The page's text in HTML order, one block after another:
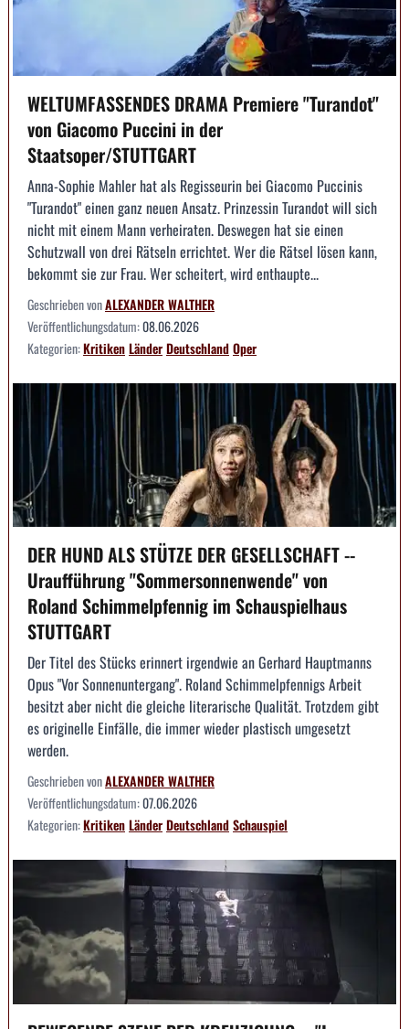
WELTUMFASSENDES DRAMA Premiere "Turandot"
von Giacomo Puccini in der
Staatsoper/STUTTGART
Anna-Sophie Mahler hat als Regisseurin bei Giacomo Puccinis
"Turandot" einen ganz neuen Ansatz. Prinzessin Turandot will sich
nicht mit einem Mann verheiraten. Deswegen hat sie einen
Schutzwall von drei Rätseln errichtet. Wer die Rätsel lösen kann,
bekommt sie zur Frau. Wer scheitert, wird enthaupte...
Geschrieben vonALEXANDER WALTHER
Veröffentlichungsdatum:08.06.2026
Kategorien:KritikenLänderDeutschlandOper
DER HUND ALS STÜTZE DER GESELLSCHAFT --
Uraufführung "Sommersonnenwende" von
Roland Schimmelpfennig im Schauspielhaus
STUTTGART
Der Titel des Stücks erinnert irgendwie an Gerhard Hauptmanns
Opus "Vor Sonnenuntergang". Roland Schimmelpfennigs Arbeit
besitzt aber nicht die gleiche literarische Qualität. Trotzdem gibt
es originelle Einfälle, die immer wieder plastisch umgesetzt
werden.
Geschrieben vonALEXANDER WALTHER
Veröffentlichungsdatum:07.06.2026
Kategorien:KritikenLänderDeutschlandSchauspiel